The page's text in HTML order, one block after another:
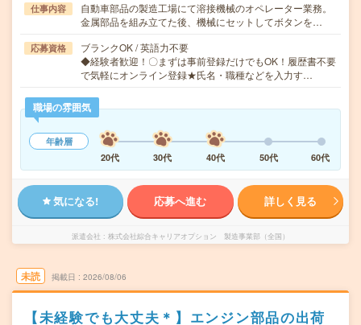
仕事内容
自動車部品の製造工場にて溶接機械のオペレーター業務。
金属部品を組み立てた後、機械にセットしてボタンを…
応募資格
ブランクOK / 英語力不要
◆経験者歓迎！〇まずは事前登録だけでもOK！履歴書不要
で気軽にオンライン登録★氏名・職種などを入力す…
職場の雰囲気
年齢層
20代
30代 40代 50代 60代
気になる! 応募へ進む 詳しく見る
派遣会社 株式会社綜合キャリアオプション 製造事業部（全国）
未読 掲載日 2026/08/06
【未経験でも大丈夫＊】エンジン部品の出荷